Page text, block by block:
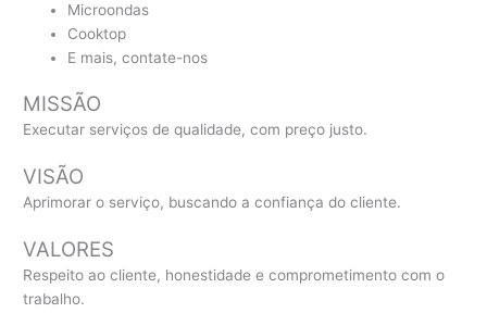
Microondas
Cooktop
E mais, contate-nos
MISSÃO
Executar serviços de qualidade, com preço justo.
VISÃO
Aprimorar o serviço, buscando a confiança do cliente.
VALORES
Respeito ao cliente, honestidade e comprometimento com o
trabalho.